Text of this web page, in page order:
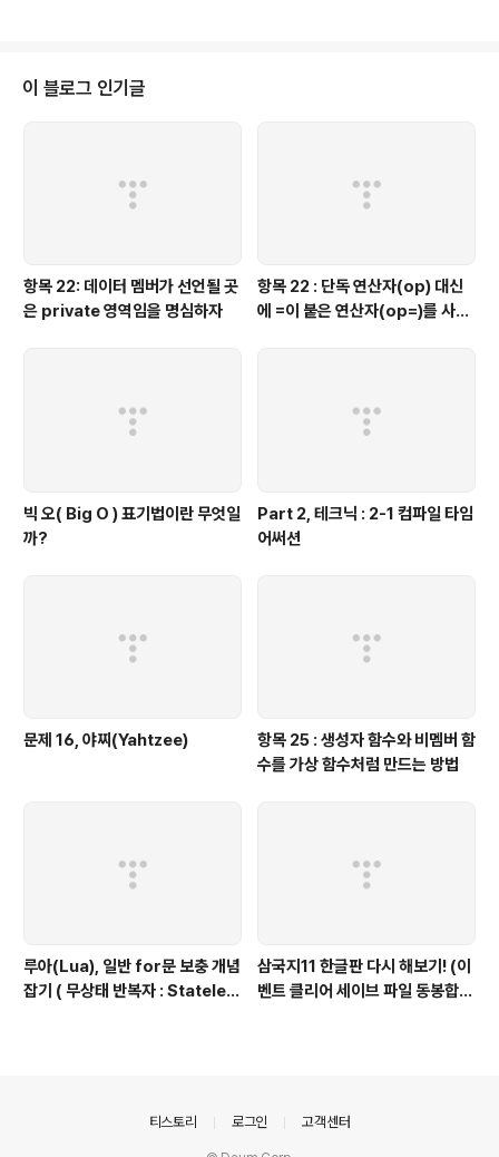
이 블로그 인기글
항목 22: 데이터 멤버가 선언될 곳
은 private 영역임을 명심하자
항목 22 : 단독 연산자(op) 대신
에 =이 붙은 연산자(op=)를 사용
빅 오( Big O ) 표기법이란 무엇일
까?
Part 2, 테크닉 : 2-1 컴파일 타임
어써션
문제 16, 야찌(Yahtzee)
항목 25 : 생성자 함수와 비멤버 함
수를 가상 함수처럼 만드는 방법
루아(Lua), 일반 for문 보충 개념
잡기 ( 무상태 반복자 : Stateles
삼국지11 한글판 다시 해보기! (이
벤트 클리어 세이브 파일 동봉합니
티스토리 로그인 고객센터